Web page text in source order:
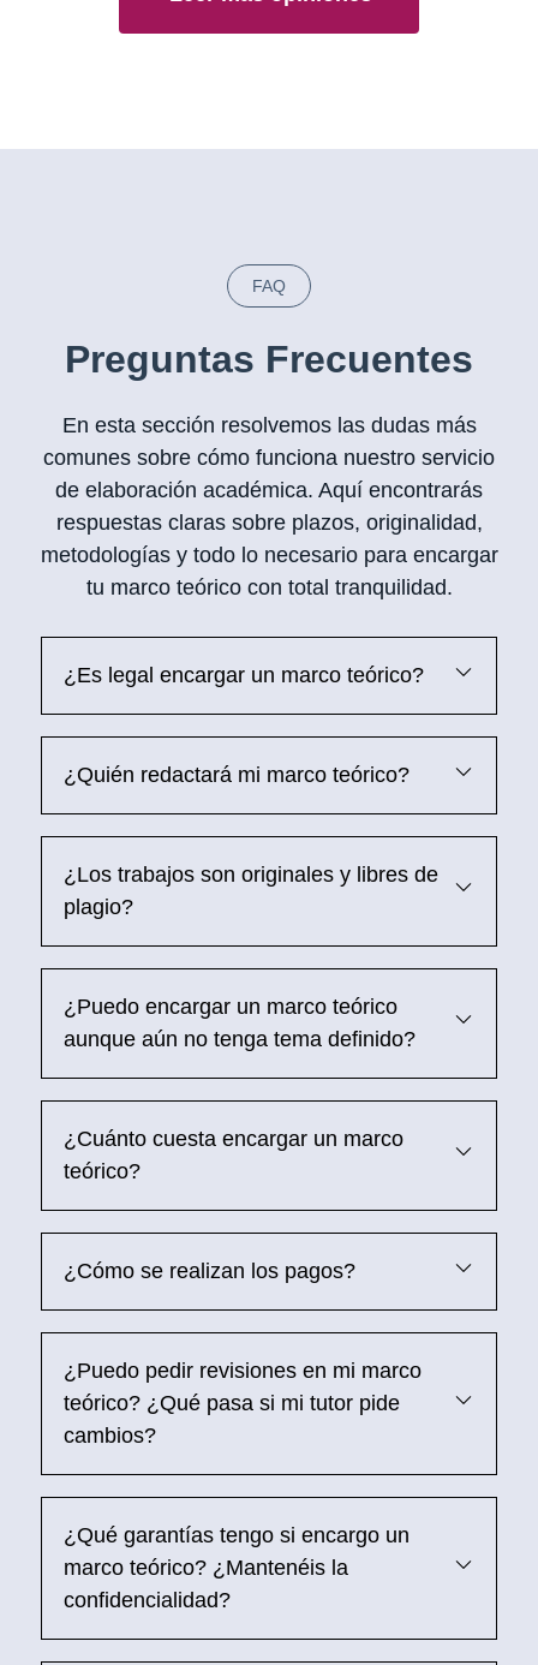
FAQ
Preguntas Frecuentes
En esta sección resolvemos las dudas más
comunes sobre cómo funciona nuestro servicio
de elaboración académica. Aquí encontrarás
respuestas claras sobre plazos, originalidad,
metodologías y todo lo necesario para encargar
tu marco teórico con total tranquilidad.
¿Es legal encargar un marco teórico?
¿Quién redactará mi marco teórico?
¿Los trabajos son originales y libres de
plagio?
¿Puedo encargar un marco teórico
aunque aún no tenga tema definido?
¿Cuánto cuesta encargar un marco
teórico?
¿Cómo se realizan los pagos?
¿Puedo pedir revisiones en mi marco
teórico? ¿Qué pasa si mi tutor pide
cambios?
¿Qué garantías tengo si encargo un
marco teórico? ¿Mantenéis la
confidencialidad?